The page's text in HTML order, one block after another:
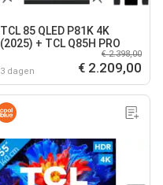
TCL 85 QLED P81K 4K
(2025) + TCL Q85H PRO
3 dagen
€ 2.398,00
€ 2.209,00